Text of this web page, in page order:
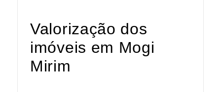
Valorização dos
imóveis em Mogi
Mirim